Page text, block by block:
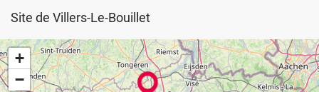
+
−
Site de Villers-Le-Bouillet